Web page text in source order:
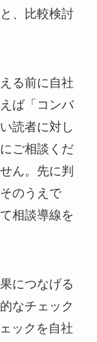
、比較検討
る前に自社
ば「コンバ
読者に対し
ご相談くだ
ん。先に判
のうえで
相談導線を
につなげる
なチェック
ックを自社